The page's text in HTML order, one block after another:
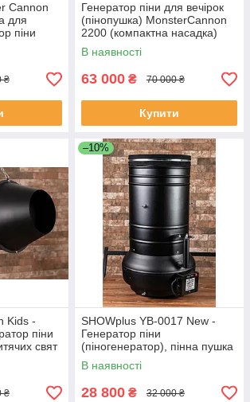
Cannon
для
піни
₴
Генератор піни для вечірок
(пінопушка) MonsterCannon
2200 (компактна насадка)
В наявності
63 000 ₴ 70 000 ₴
Купити
Kids -
піни
свят
₴
–10%
SHOWplus YB-0017 New -
Генератор піни
(піногенератор), пінна пушка
В наявності
28 800 ₴ 32 000 ₴